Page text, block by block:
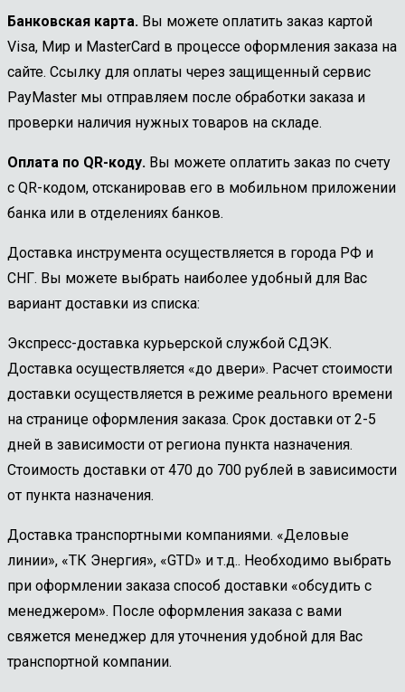
Банковская карта. Вы можете оплатить заказ картой
Visa, Мир и MasterCard в процессе оформления заказа на
сайте. Ссылку для оплаты через защищенный сервис
PayMaster мы отправляем после обработки заказа и
проверки наличия нужных товаров на складе.
Оплата по QR-коду. Вы можете оплатить заказ по счету
с QR-кодом, отсканировав его в мобильном приложении
банка или в отделениях банков.
Доставка инструмента осуществляется в города РФ и
СНГ. Вы можете выбрать наиболее удобный для Вас
вариант доставки из списка:
Экспресс-доставка курьерской службой СДЭК.
Доставка осуществляется «до двери». Расчет стоимости
доставки осуществляется в режиме реального времени
на странице оформления заказа. Срок доставки от 2-5
дней в зависимости от региона пункта назначения.
Стоимость доставки от 470 до 700 рублей в зависимости
от пункта назначения.
Доставка транспортными компаниями. «Деловые
линии», «ТК Энергия», «GTD» и т.д.. Необходимо выбрать
при оформлении заказа способ доставки «обсудить с
менеджером». После оформления заказа с вами
свяжется менеджер для уточнения удобной для Вас
транспортной компании.